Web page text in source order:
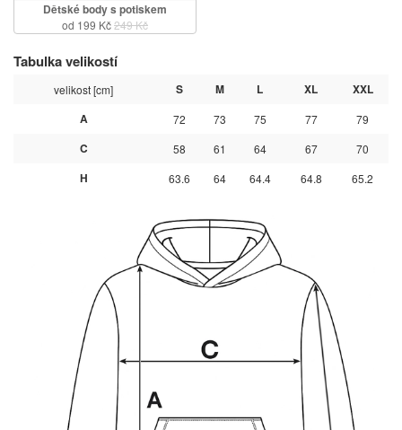
Dětské body s potiskem
od 199 Kč249 Kč
Tabulka velikostí
velikost [cm] S M L XL
XXL
A
72 73 75 77 79
C 58 61 64 67 70
H 63.6 64 64.4 64.8 65.2